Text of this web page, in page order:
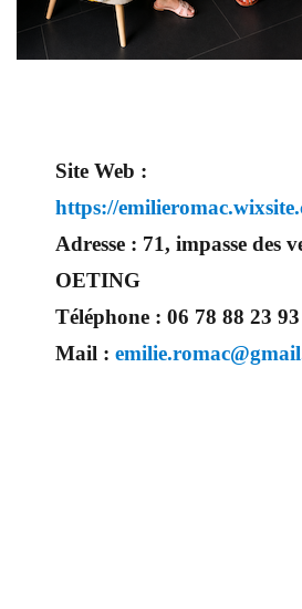
Site Web :
https://
Adresse : 71, impasse des
OETING
Téléphone : 06 78 88 23 93
Mail :